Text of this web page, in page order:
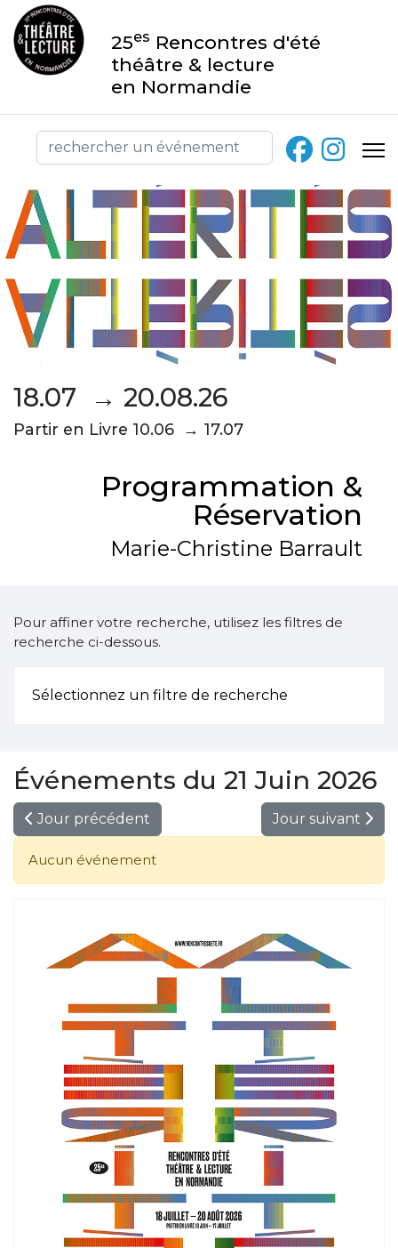
25es Rencontres d'été
théâtre & lecture
en Normandie
18.07 → 20.08.26
Partir en Livre 10.06 → 17.07
Programmation &
Réservation
Marie-Christine Barrault
Pour affiner votre recherche, utilisez les filtres de
recherche ci-dessous.
Sélectionnez un filtre de recherche
Événements du 21 Juin 2026
Jour précédent Jour suivant
Aucun événement